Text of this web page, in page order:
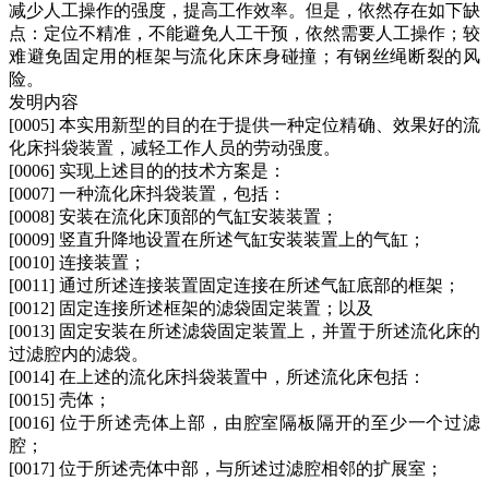
减少人工操作的强度，提高工作效率。但是，依然存在如下缺
点：定位不精准，不能避免人工干预，依然需要人工操作；较
难避免固定用的框架与流化床床身碰撞；有钢丝绳断裂的风
险。
发明内容
[0005] 本实用新型的目的在于提供一种定位精确、效果好的流
化床抖袋装置，减轻工作人员的劳动强度。
[0006] 实现上述目的的技术方案是：
[0007] 一种流化床抖袋装置，包括：
[0008] 安装在流化床顶部的气缸安装装置；
[0009] 竖直升降地设置在所述气缸安装装置上的气缸；
[0010] 连接装置；
[0011] 通过所述连接装置固定连接在所述气缸底部的框架；
[0012] 固定连接所述框架的滤袋固定装置；以及
[0013] 固定安装在所述滤袋固定装置上，并置于所述流化床的
过滤腔内的滤袋。
[0014] 在上述的流化床抖袋装置中，所述流化床包括：
[0015] 壳体；
[0016] 位于所述壳体上部，由腔室隔板隔开的至少一个过滤
腔；
[0017] 位于所述壳体中部，与所述过滤腔相邻的扩展室；